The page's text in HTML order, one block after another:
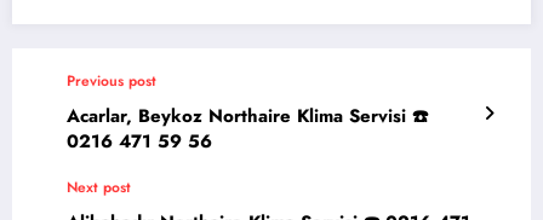
Previous post
Acarlar, Beykoz Northaire Klima Servisi ☎️
0216 471 59 56
Next post